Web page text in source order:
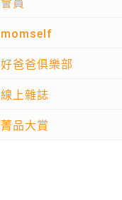
會員
momself
好爸爸俱樂部
線上雜誌
菁品大賞